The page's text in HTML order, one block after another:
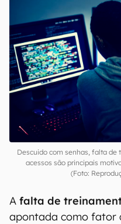
Descuido com senhas, falta
acessos são principais
(Foto:
A falta de
apontada como fator